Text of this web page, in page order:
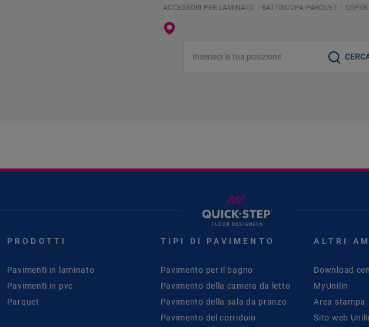
ACCESSORI PER LAMINATO BATTISCOPA PARQUET
PRODOTTI
Pavimenti in laminato
Pavimenti in pvc
Parquet
TIPI DI PAVIMENTO
Pavimento per il bagno
Pavimento della camera da letto
Pavimento della sala da pranzo
Pavimento del corridoio
ALTRI
Download
MyUnilin
Area stampa
Sito web